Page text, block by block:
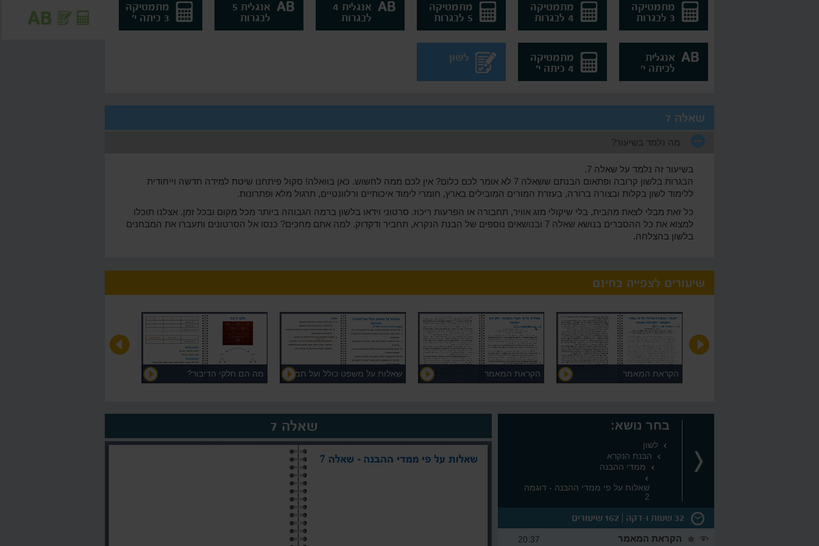
מתמטיקה
3 לבגרות
מתמטיקה
4 לבגרות
מתמטיקה
5 לבגרות
אנגלית 4
לבגרות
אנגלית 5
לבגרות
מתמטיקה
3 כיתה י'
אנגלית
לכיתה י'
מתמטיקה
4 כיתה י'
לשון
שאלה 7
מה נלמד בשיעור?
בשיעור זה נלמד על שאלה 7.
הבגרות בלשון קרובה ופתאום הבנתם ששאלה 7 לא אומר לכם כלום? אין לכם ממה לחשוש. כאן בוואלה! סקול פיתחנו שיטת למידה חדשה וייחודית
ללימוד לשון בקלות ובצורה ברורה, בעזרת המורים המובילים בארץ, חומרי לימוד איכותיים ורלוונטיים, תרגול מלא ופתרונות.
כל זאת מבלי לצאת מהבית, בלי שיקולי מזג אוויר, תחבורה או הפרעות ריכוז. סרטוני וידאו בלשון ברמה הגבוהה ביותר מכל מקום ובכל זמן. אצלנו תוכלו
למצוא את כל ההסברים בנושא שאלה 7 ובנושאים נוספים של הבנת הנקרא, תחביר ודקדוק. למה אתם מחכים? כנסו אל הסרטונים ותעברו את המבחנים
בלשון בהצלחה.
שיעורים לצפייה בחינם
מה הם חלקי הדיבור?
שאלות על משפט כולל ועל תמורה
הקראת המאמר הקראת המאמר
שאלה 7 בחר נושא:
לשון
הבנת הנקרא
ממדי ההבנה
שאלות על פי ממדי ההבנה - דוגמה
2
32 שעות ו-דקה 162 שיעורים
הקראת המאמר 20:37